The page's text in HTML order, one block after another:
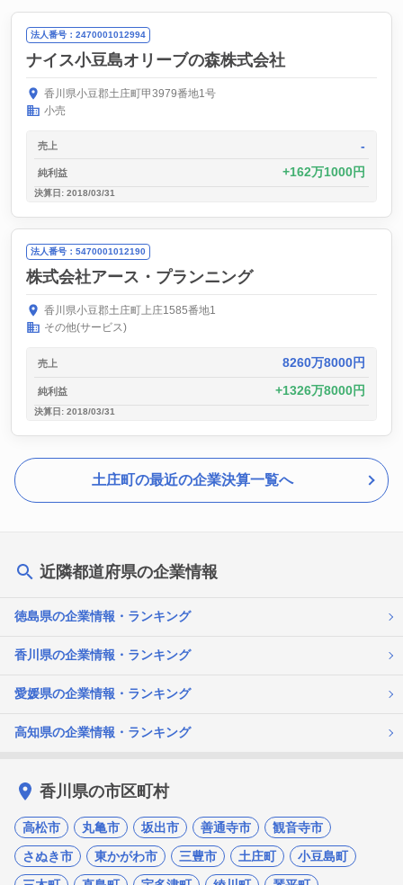
法人番号：2470001012994
ナイス小豆島オリーブの森株式会社
香川県小豆郡土庄町甲3979番地1号
小売
売上 -
純利益 162万1000円
決算日: 2018/03/31
法人番号：5470001012190
株式会社アース・プランニング
香川県小豆郡土庄町上庄1585番地1
その他(サービス)
売上 8260万8000円
純利益 1326万8000円
決算日: 2018/03/31
土庄町の最近の企業決算一覧へ
近隣都道府県の企業情報
徳島県の企業情報・ランキング
香川県の企業情報・ランキング
愛媛県の企業情報・ランキング
高知県の企業情報・ランキング
香川県の市区町村
高松市 丸亀市 坂出市 善通寺市
観音寺市
さぬき市
東かがわ市 三豊市 土庄町
小豆島町